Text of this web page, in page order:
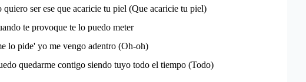
quiero ser ese que acaricie tu piel (Que acaricie tu piel)
te provoque te lo puedo meter
lo pide' yo me vengo adentro (Oh-oh)
quedarme contigo siendo tuyo todo el tiempo (Todo)